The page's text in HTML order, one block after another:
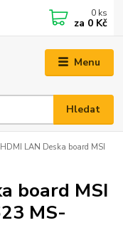
Menu
Hledat
0 ks
za 0 Kč
LAN Deska board MSI
board MSI
MS-